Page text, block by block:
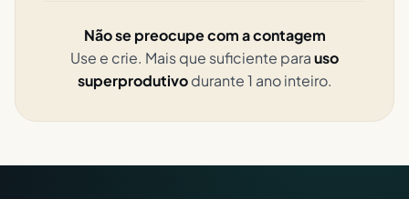
Não se preocupe com a contagem
Use e crie. Mais que suficiente parauso
superprodutivodurante 1 ano inteiro.